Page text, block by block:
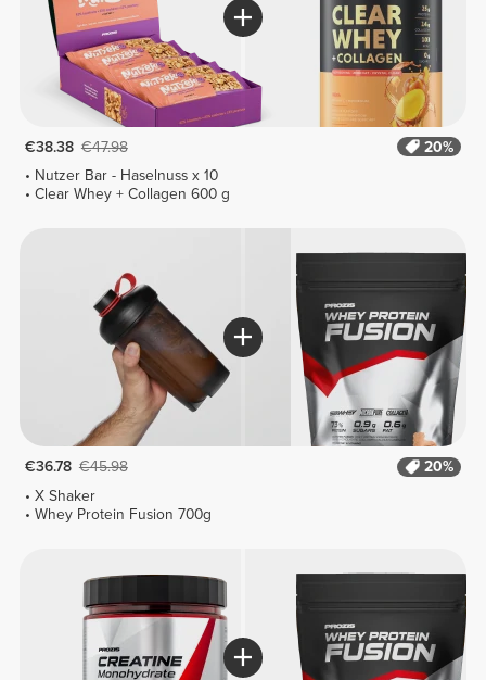
€38.38 €47.98
20%
Nutzer Bar - Haselnuss x 10
Clear Whey + Collagen 600 g
€36.78 €45.98
20%
X Shaker
Whey Protein Fusion 700g